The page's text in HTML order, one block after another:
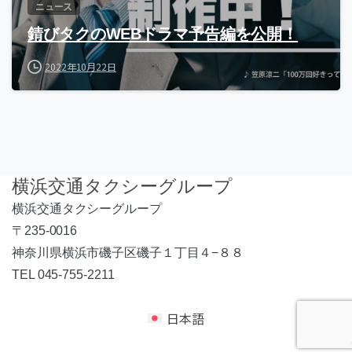
ニュース
錆びタクのWEBドラマ予告編を公開！
2022年10月22日
横浜交通タクシーグループ
横浜交通タクシーグループ
〒235-0016
神奈川県横浜市磯子区磯子１丁目４−８８
TEL 045-755-2211
日本語